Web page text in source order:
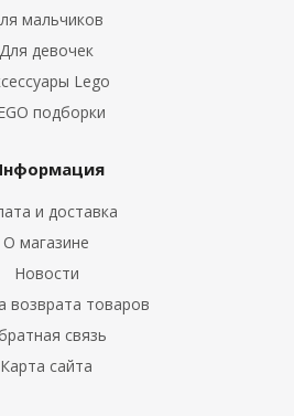
мальчиков
Для девочек
Lego
подборки
и доставка
О магазине
Новости
возврата товаров
связь
Карта сайта